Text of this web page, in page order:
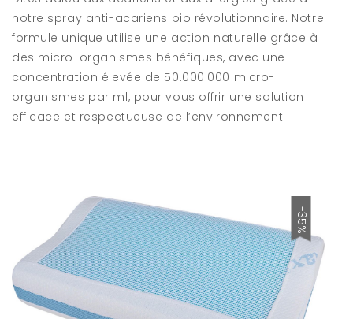
notre spray anti-acariens bio révolutionnaire. Notre
formule unique utilise une action naturelle grâce à
des micro-organismes bénéfiques, avec une
concentration élevée de 50.000.000 micro-
organismes par ml, pour vous offrir une solution
efficace et respectueuse de l’environnement.
-35%